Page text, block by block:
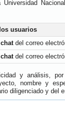
usuarios
chatdel correo
chatdel correo
y análisis,
nombre y
diligenciado y del